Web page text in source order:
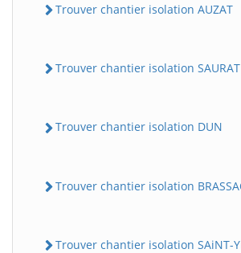
Trouver chantier isolation AUZAT
Trouver chantier isolation SAURAT
Trouver chantier isolation DUN
Trouver chantier isolation
Trouver chantier isolation SAiNT-